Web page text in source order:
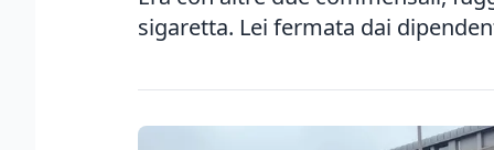
sigaretta. Lei fermata dai